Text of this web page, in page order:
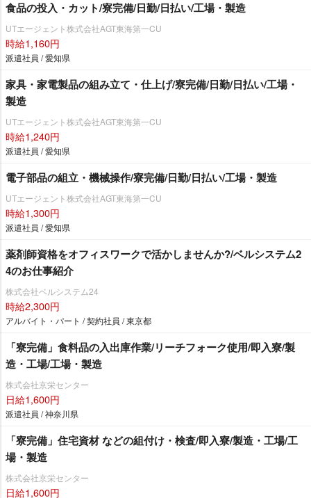
食品の投入・カット/寮完備/日勤/日払い/工場・製造
UTエージェント株式会社AGT東海第一CU
時給1,160円
派遣社員 / 愛知県
家具・家電製品の組み立て・仕上げ/寮完備/日勤/日払い/工場・
製造
UTエージェント株式会社AGT東海第一CU
時給1,240円
派遣社員 / 愛知県
電子部品の組立・機械操作/寮完備/日勤/日払い/工場・製造
UTエージェント株式会社AGT東海第一CU
時給1,300円
派遣社員 / 愛知県
薬剤師資格をオフィスワークで活かしませんか?/ベルシステム2
4のお仕事紹介
株式会社ベルシステム24
時給2,300円
アルバイト・パート / 契約社員 / 東京都
「寮完備」食料品の入出庫作業/リーチフォーク使用/即入寮/製
造・工場/工場・製造
株式会社京栄センター
日給1,600円
派遣社員 / 神奈川県
「寮完備」住宅資材 などの組付け・検査/即入寮/製造・工場/工
場・製造
株式会社京栄センター
日給1,600円